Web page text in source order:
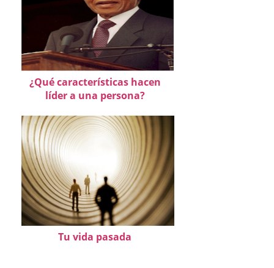
¿Qué características hacen
líder a una persona?
Tu vida pasada